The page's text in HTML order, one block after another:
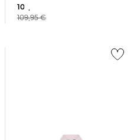
107,75 €
109,95 €